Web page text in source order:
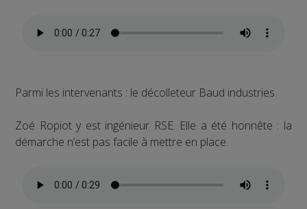
Parmi les intervenants : le décolleteur Baud industries.
Zoé Ropiot y est ingénieur RSE. Elle a été honnête : la
démarche n’est pas facile à mettre en place.